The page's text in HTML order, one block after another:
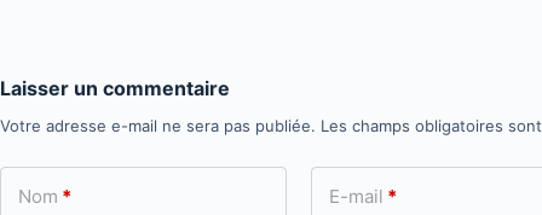
Laisser un commentaire
Votre adresse e-mail ne sera pas publiée. Les champs obligatoires
Nom * E-mail *